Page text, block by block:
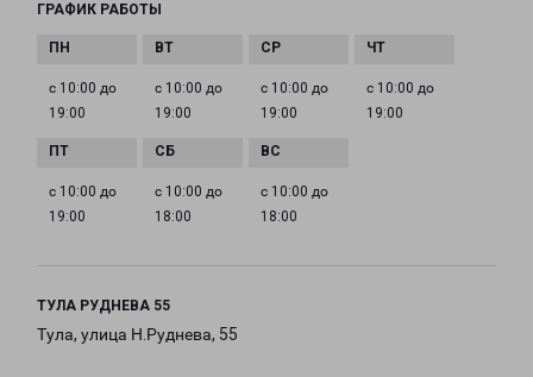
ГРАФИК РАБОТЫ
с 10:00 до
19:00
с 10:00 до
19:00
с 10:00 до
19:00
с 10:00 до
19:00
с 10:00 до
19:00
с 10:00 до
18:00
с 10:00 до
18:00
ТУЛА РУДНЕВА 55
Тула, улица Н.Руднева, 55